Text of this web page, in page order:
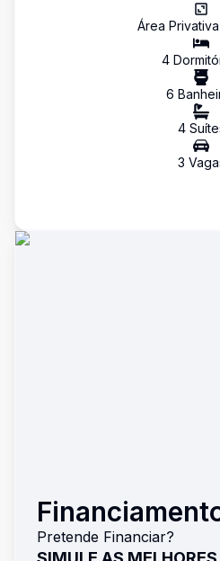
Área Privativa
4
6
4Suíte
3 Vaga
Pretende Financiar?